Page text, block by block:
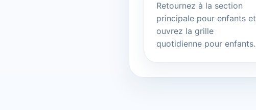
Retournez à la section
principale pour enfants et
ouvrez la grille
quotidienne pour enfants.